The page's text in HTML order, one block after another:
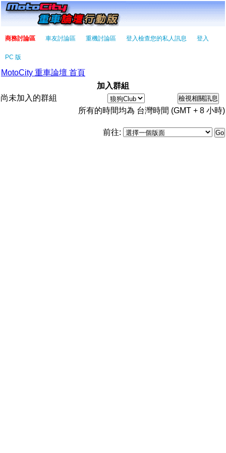
商務討論區 車友討論區 重機討論區 登入檢查您的私人訊息 登入
PC 版
MotoCity 重車論壇 首頁
加入群組
尚未加入的群組
所有的時間均為 台灣時間 (GMT + 8 小時)
前往: